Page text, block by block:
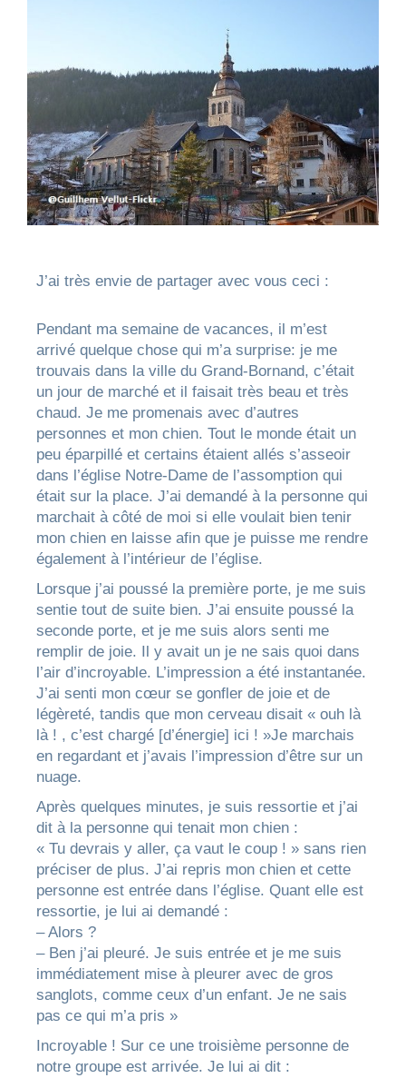
J’ai très envie de partager avec vous ceci :
Pendant ma semaine de vacances, il m’est
arrivé quelque chose qui m’a surprise: je me
trouvais dans la ville du Grand-Bornand, c’était
un jour de marché et il faisait très beau et très
chaud. Je me promenais avec d’autres
personnes et mon chien. Tout le monde était un
peu éparpillé et certains étaient allés s’asseoir
dans l’église Notre-Dame de l’assomption qui
était sur la place. J’ai demandé à la personne qui
marchait à côté de moi si elle voulait bien tenir
mon chien en laisse afin que je puisse me rendre
également à l’intérieur de l’église.
Lorsque j’ai poussé la première porte, je me suis
sentie tout de suite bien. J’ai ensuite poussé la
seconde porte, et je me suis alors senti me
remplir de joie. Il y avait un je ne sais quoi dans
l’air d’incroyable. L’impression a été instantanée.
J’ai senti mon cœur se gonfler de joie et de
légèreté, tandis que mon cerveau disait « ouh là
là ! , c’est chargé [d’énergie] ici ! »Je marchais
en regardant et j’avais l’impression d’être sur un
nuage.
Après quelques minutes, je suis ressortie et j’ai
dit à la personne qui tenait mon chien :
« Tu devrais y aller, ça vaut le coup ! » sans rien
préciser de plus. J’ai repris mon chien et cette
personne est entrée dans l’église. Quant elle est
ressortie, je lui ai demandé :
– Alors ?
– Ben j’ai pleuré. Je suis entrée et je me suis
immédiatement mise à pleurer avec de gros
sanglots, comme ceux d’un enfant. Je ne sais
pas ce qui m’a pris »
Incroyable ! Sur ce une troisième personne de
notre groupe est arrivée. Je lui ai dit :